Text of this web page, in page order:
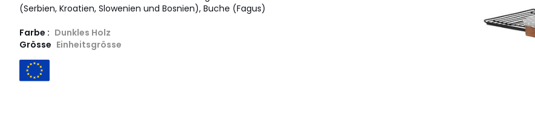
(Serbien, Kroatien, Slowenien und Bosnien), Buche (Fagus)
Farbe : Dunkles Holz
Grösse Einheitsgrösse